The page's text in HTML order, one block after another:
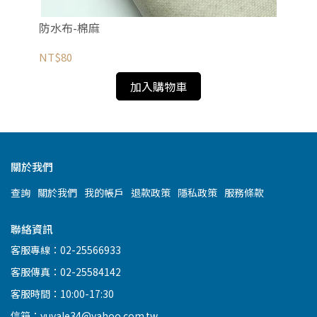
防水布-棉麻
NT$80
加入購物車
關於我們
查詢 關於我們 我的帳戶 退款政策 隱私政策 服務條款
聯絡資訊
客服專線：02-25566933
客服傳真：02-25584142
客服時間：10:00-17:30